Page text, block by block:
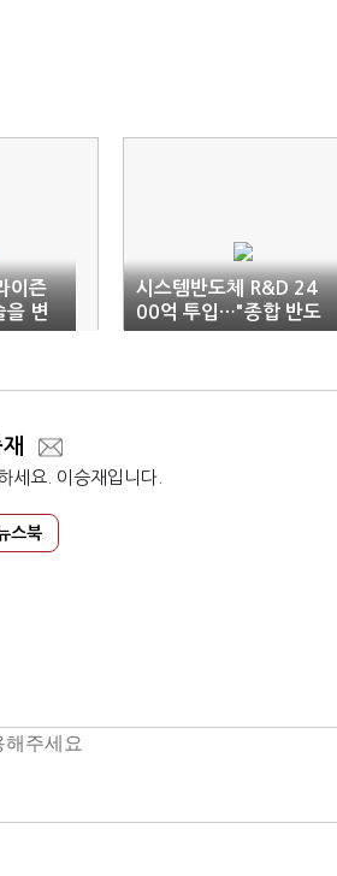
이즌
을 변
시스템반도체 R&D 24
00억 투입…"종합 반도
체 강국 도약"
세요. 이승재입니다.
스북